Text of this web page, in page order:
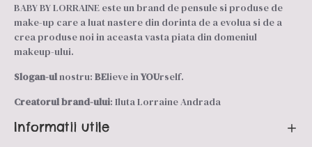
BABY BY LORRAINE este un brand de pensule si produse de
make-up care a luat nastere din dorinta de a evolua si de a
crea produse noi in aceasta vasta piata din domeniul
makeup-ului.
Slogan-ulnostru: BElieve inYOUrself.
Creatorul brand-ului: Iluta Lorraine Andrada
Informatii utile